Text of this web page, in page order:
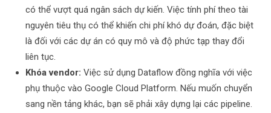
có thể vượt quá ngân sách dự kiến. Việc tính phí theo tài
nguyên tiêu thụ có thể khiến chi phí khó dự đoán, đặc biệt
là đối với các dự án có quy mô và độ phức tạp thay đổi
liên tục.
Khóa vendor: Việc sử dụng Dataflow đồng nghĩa với việc
phụ thuộc vào Google Cloud Platform. Nếu muốn chuyển
sang nền tảng khác, bạn sẽ phải xây dựng lại các pipeline.